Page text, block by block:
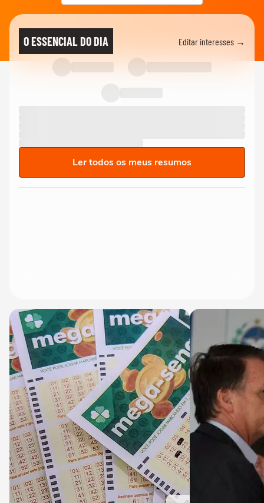
O ESSENCIAL DO DIA Editar interesses →
Ler todos os meus resumos